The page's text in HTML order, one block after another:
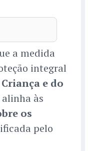
a medida
integral
e do
alinha às
os
pelo